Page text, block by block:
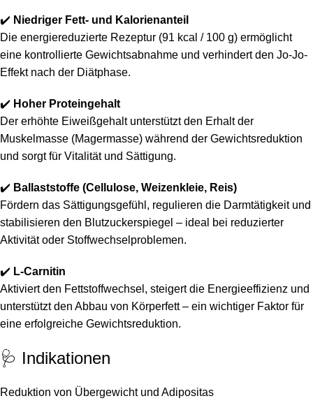
✔️ Niedriger Fett- und Kalorienanteil
Die energiereduzierte Rezeptur (91 kcal / 100 g) ermöglicht
eine kontrollierte Gewichtsabnahme und verhindert den Jo-Jo-
Effekt nach der Diätphase.
✔️ Hoher Proteingehalt
Der erhöhte Eiweißgehalt unterstützt den Erhalt der
Muskelmasse (Magermasse) während der Gewichtsreduktion
und sorgt für Vitalität und Sättigung.
✔️ Ballaststoffe (Cellulose, Weizenkleie, Reis)
Fördern das Sättigungsgefühl, regulieren die Darmtätigkeit und
stabilisieren den Blutzuckerspiegel – ideal bei reduzierter
Aktivität oder Stoffwechselproblemen.
✔️ L-Carnitin
Aktiviert den Fettstoffwechsel, steigert die Energieeffizienz und
unterstützt den Abbau von Körperfett – ein wichtiger Faktor für
eine erfolgreiche Gewichtsreduktion.
🩺 Indikationen
Reduktion von Übergewicht und Adipositas